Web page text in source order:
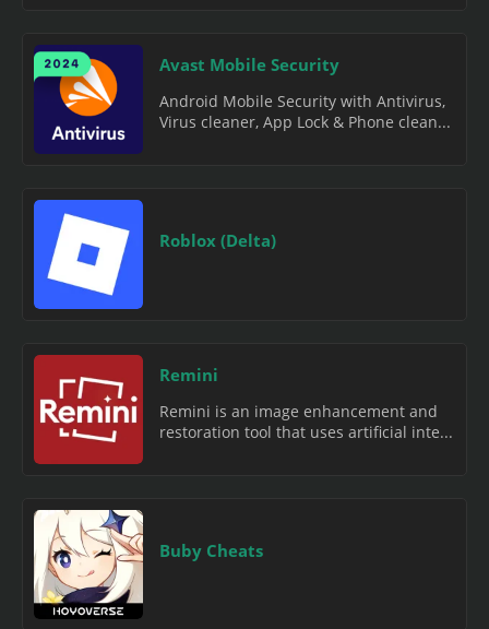
Avast Mobile Security
Android Mobile Security with Antivirus,
Virus cleaner, App Lock & Phone clean...
Roblox (Delta)
Remini
Remini is an image enhancement and
restoration tool that uses artificial inte...
Buby Cheats